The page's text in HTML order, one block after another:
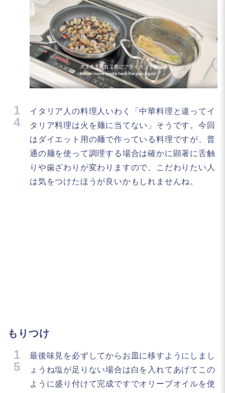
1
4
イタリア人の料理人いわく「中華料理と違ってイ
タリア料理は火を麺に当てない」そうです。今回
はダイエット用の麺で作っている料理ですが、普
通の麺を使って調理する場合は確かに顕著に舌触
りや歯ざわりが変わりますので、こだわりたい人
は気をつけたほうが良いかもしれませんね。
もりつけ
1
5
最後味見を必ずしてからお皿に移すようにしまし
ょうね塩が足りない場合は白を入れてあげてこの
ように盛り付けて完成ですでオリーブオイルを使